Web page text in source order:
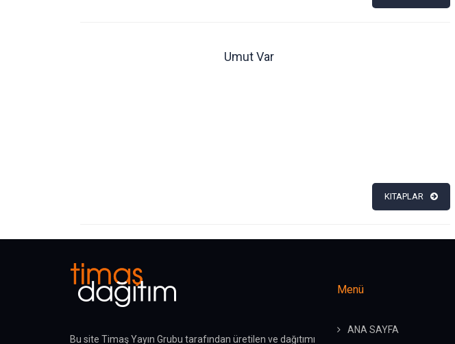
Umut Var
KITAPLAR
Bu site Timaş Yayın Grubu tarafından üretilen ve dağıtımı
Menü
ANA SAYFA